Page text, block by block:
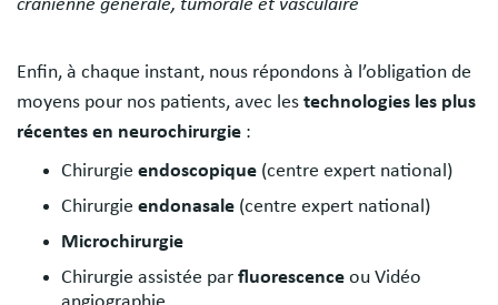
crânienne générale, tumorale et vasculaire
Enfin, à chaque instant, nous répondons à l’obligation de
moyens pour nos patients, avec les technologies les plus
récentes en neurochirurgie :
Chirurgie endoscopique (centre expert national)
Chirurgie endonasale (centre expert national)
Microchirurgie
Chirurgie assistée par fluorescence ou Vidéo